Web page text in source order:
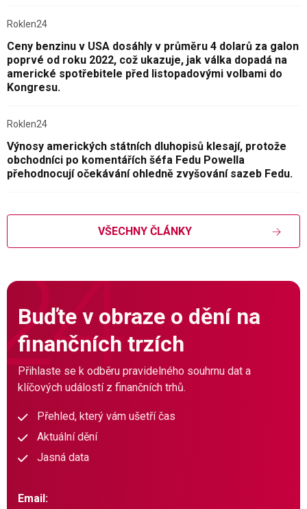
Roklen24
Ceny benzinu v USA dosáhly v průměru 4 dolarů za galon
poprvé od roku 2022, což ukazuje, jak válka dopadá na
americké spotřebitele před listopadovými volbami do
Kongresu.
Roklen24
Výnosy amerických státních dluhopisů klesají, protože
obchodníci po komentářích šéfa Fedu Powella
přehodnocují očekávání ohledně zvyšování sazeb Fedu.
VŠECHNY ČLÁNKY
Buďte v obraze o dění na
finančních trzích
Přihlaste se k odběru pravidelného souhrnu dat a
klíčových událostí z finančních trhů.
Přehled, který vám ušetří čas
Aktuální dění
Jasná data
Email: